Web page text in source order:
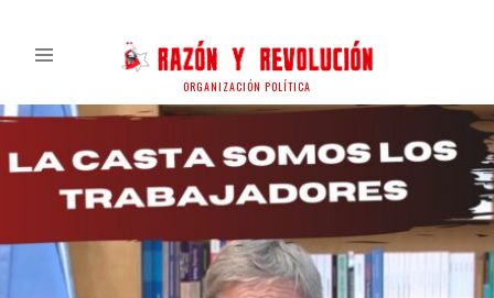
ORGANIZACIÓN POLÍTICA